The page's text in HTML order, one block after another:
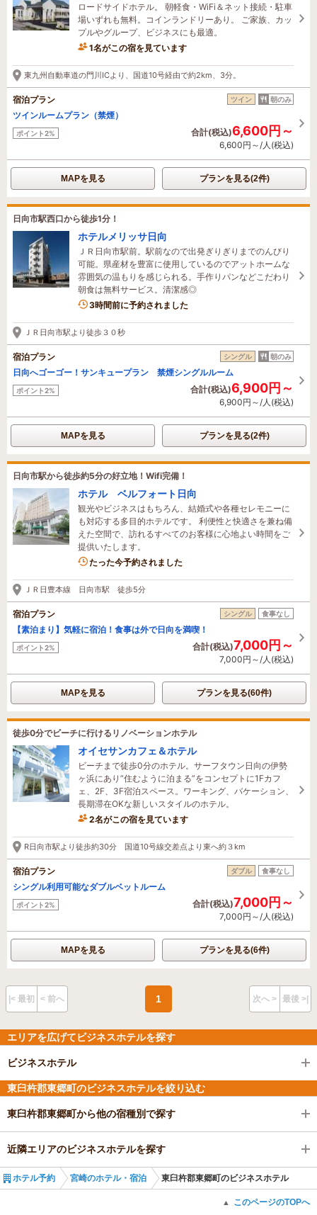
ロードサイドホテル。 朝軽食・WiFi＆ネット接続・駐車
場いずれも無料。コインランドリーあり。 ご家族、カッ
プルやグループ、ビジネスにも最適。
1名がこの宿を見ています
東九州自動車道の門川ICより、国道10号経由で約2km、3分。
宿泊プラン ツイン 朝のみ
ツインルームプラン（禁煙）
ポイント2% 合計(税込)6,600円～
6,600円～/人(税込)
MAPを見る プランを見る(2件)
日向市駅西口から徒歩1分！
ホテルメリッサ日向
ＪＲ日向市駅前。駅前なので出発ぎりぎりまでのんびり
可能。県産材を豊富に使用しているのでアットホームな
雰囲気の温もりを感じられる。手作りパンなどこだわり
朝食は無料サービス。清潔感◎
3時間前に予約されました
ＪＲ日向市駅より徒歩３０秒
宿泊プラン シングル 朝のみ
日向へゴーゴー！サンキュープラン 禁煙シングルルーム
ポイント2% 合計(税込)6,900円～
6,900円～/人(税込)
MAPを見る プランを見る(2件)
日向市駅から徒歩約5分の好立地！Wifi完備！
ホテル ベルフォート日向
観光やビジネスはもちろん、結婚式や各種セレモニーに
も対応する多目的ホテルです。 利便性と快適さを兼ね備
えた空間で、訪れるすべてのお客様に心地よい時間をご
提供いたします。
1名がこの宿を見ています
たった今予約されました
ＪＲ日豊本線 日向市駅 徒歩5分
宿泊プラン シングル 食事なし
【素泊まり】気軽に宿泊！食事は外で日向を満喫！
ポイント2% 合計(税込)7,000円～
7,000円～/人(税込)
MAPを見る プランを見る(60件)
徒歩0分でビーチに行けるリノベーションホテル
オイセサンカフェ＆ホテル
ビーチまで徒歩0分のホテル。サーフタウン日向の伊勢
ヶ浜にあり”住むように泊まる”をコンセプトに1Fカフ
ェ、2F、3F宿泊スペース。ワーキング、バケーション、
長期滞在OKな新しいスタイルのホテル。
2名がこの宿を見ています
R日向市駅より徒歩約30分 国道10号線交差点より東へ約３km
宿泊プラン ダブル 食事なし
シングル利用可能なダブルベットルーム
ポイント2% 合計(税込)7,000円～
7,000円～/人(税込)
MAPを見る プランを見る(6件)
|< 最初 < 前へ 1 次へ > 最後 >|
エリアを広げてビジネスホテルを探す
ビジネスホテル
東臼杵郡東郷町のビジネスホテルを絞り込む
東臼杵郡東郷町から他の宿種別で探す
近隣エリアのビジネスホテルを探す
ホテル予約 宮崎のホテル・宿泊 東臼杵郡東郷町のビジネスホテル
▲ このページのTOPへ